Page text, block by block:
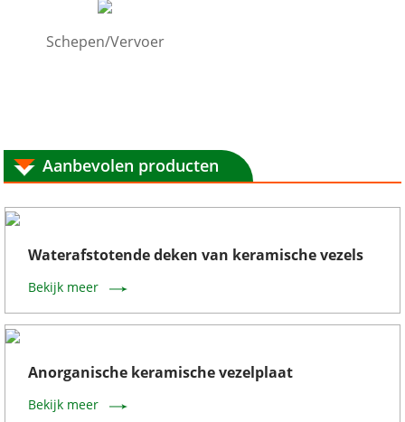
Schepen/Vervoer
Aanbevolen producten
Waterafstotende deken van keramische vezels
Bekijk meer
Anorganische keramische vezelplaat
Bekijk meer